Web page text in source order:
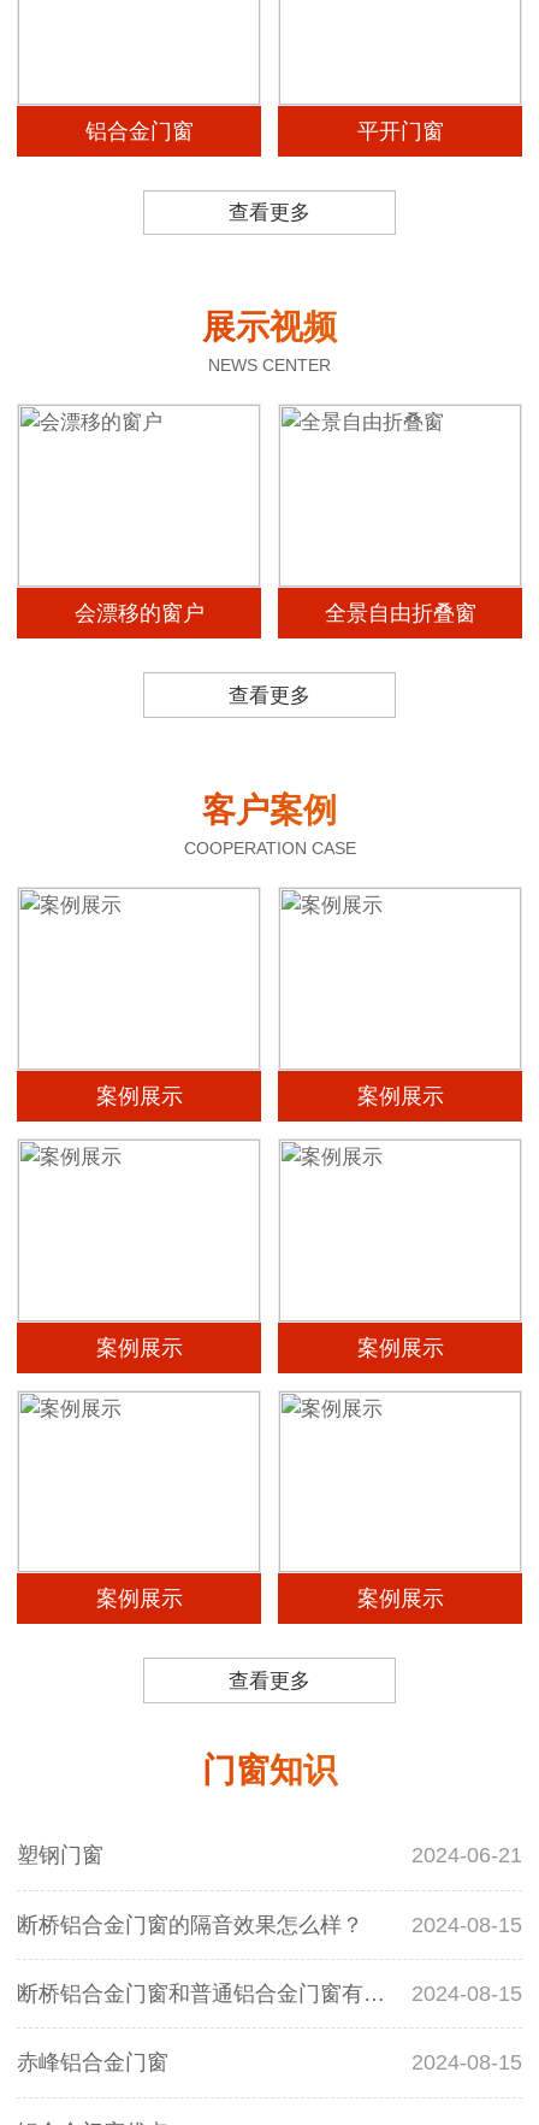
铝合金门窗 平开门窗
查看更多
展示视频
NEWS CENTER
会漂移的窗户 全景自由折叠窗
查看更多
客户案例
COOPERATION CASE
案例展示 案例展示
案例展示 案例展示
案例展示 案例展示
查看更多
门窗知识
塑钢门窗 2024-06-21
断桥铝合金门窗的隔音效果怎么样？ 2024-08-15
断桥铝合金门窗和普通铝合金门窗有什么区别？ 2024-08-15
赤峰铝合金门窗 2024-08-15